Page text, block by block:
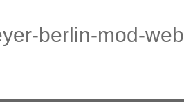
berlin-mod-web